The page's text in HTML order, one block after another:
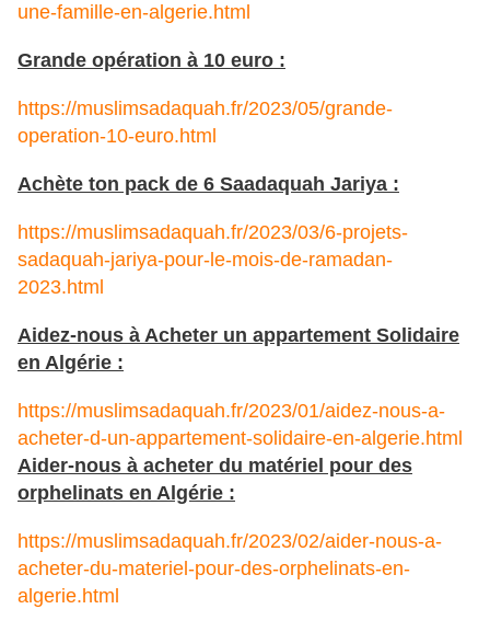
une-famille-en-algerie.html
Grande opération à 10 euro :
https://muslimsadaquah.fr/2023/05/grande-
operation-10-euro.html
Achète ton pack de 6 Saadaquah Jariya :
https://muslimsadaquah.fr/2023/03/6-projets-
sadaquah-jariya-pour-le-mois-de-ramadan-
2023.html
Aidez-nous à Acheter un appartement Solidaire
en Algérie :
https://muslimsadaquah.fr/2023/01/aidez-nous-a-
acheter-d-un-appartement-solidaire-en-algerie.html
Aider-nous à acheter du matériel pour des
orphelinats en Algérie :
https://muslimsadaquah.fr/2023/02/aider-nous-a-
acheter-du-materiel-pour-des-orphelinats-en-
algerie.html